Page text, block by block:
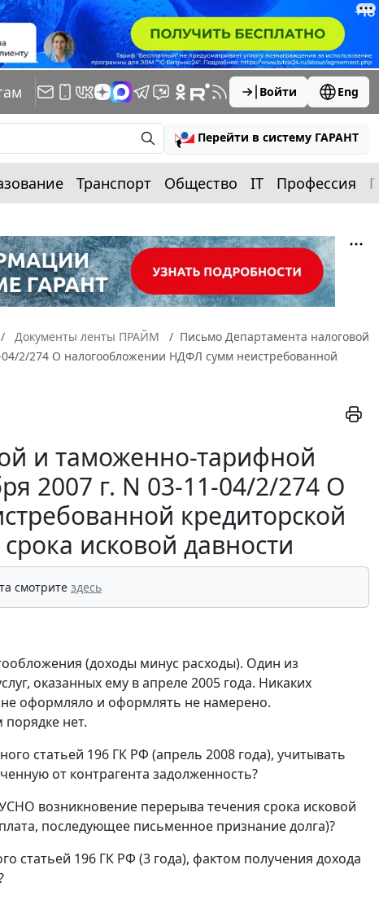
Войти Eng
Перейти в систему ГАРАНТ
Транспорт Общество IT Профессия
Документы ленты ПРАЙМ
Письмо Департамента налоговой
2/274 О налогообложении НДФЛ сумм неистребованной
и таможенно-тарифной
2007 г. N 03-11-04/2/274 О
кредиторской
исковой давности
смотрите здесь
(доходы минус расходы). Один из
оказанных ему в апреле 2005 года. Никаких
оформляло и оформлять не намерено.
нет.
статьей 196 ГК РФ (апрель 2008 года), учитывать
от контрагента задолженность?
возникновение перерыва течения срока исковой
последующее письменное признание долга)?
статьей 196 ГК РФ (3 года), фактом получения дохода